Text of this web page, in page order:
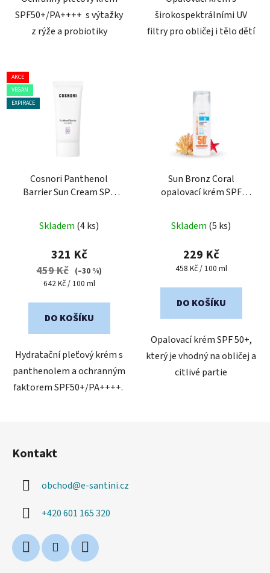
SPF50+/PA++++ s výtažky
z rýže a probiotiky
širokospektrálními UV
filtry pro obličej i tělo dětí
AKCE
VEGAN
EXPIRACE
Cosnori Panthenol
Barrier Sun Cream SPF
pleťový krém
Skladem (4 ks)
321 Kč
459 Kč (–30 %)
Měrná
642 Kč / 100 ml
DO KOŠÍKU
Hydratační pleťový krém s
panthenolem a ochranným
faktorem SPF50+/PA++++.
Sun Bronz Coral
opalovací krém SPF
Skladem (5 ks)
229 Kč
Měrná
458 Kč / 100 ml
DO KOŠÍKU
Opalovací krém SPF 50+,
který je vhodný na obličej a
citlivé partie
Kontakt
obchod@e-santini.cz
+420 601 165 320